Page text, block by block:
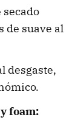
de suave al
desgaste,
foam: